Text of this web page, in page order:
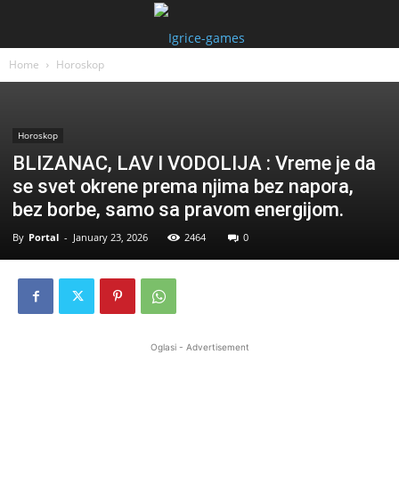
Home Horoskop
Horoskop
BLIZANAC, LAV I VODOLIJA : Vreme je da
se svet okrene prema njima bez napora,
bez borbe, samo sa pravom energijom.
By Portal - January 23, 2026 2464 0
Oglasi - Advertisement